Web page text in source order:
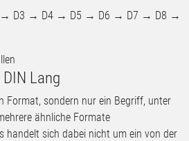
→ D3 → D4 → D5 → D6 → D7 → D8 →
Lang
Format, sondern nur ein Begriff, unter
ähnliche Formate
handelt sich dabei nicht um ein von der